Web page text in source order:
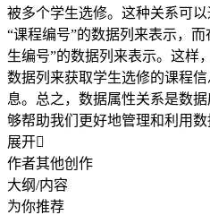
被多个学生选修。这种关系可
“课程编号”的数据列来表示，
生编号”的数据列来表示。这样
数据列来获取学生选修的课程
息。总之，数据属性关系是数
够帮助我们更好地管理和利用数
展开
作者其他创作
大纲/内容
为你推荐